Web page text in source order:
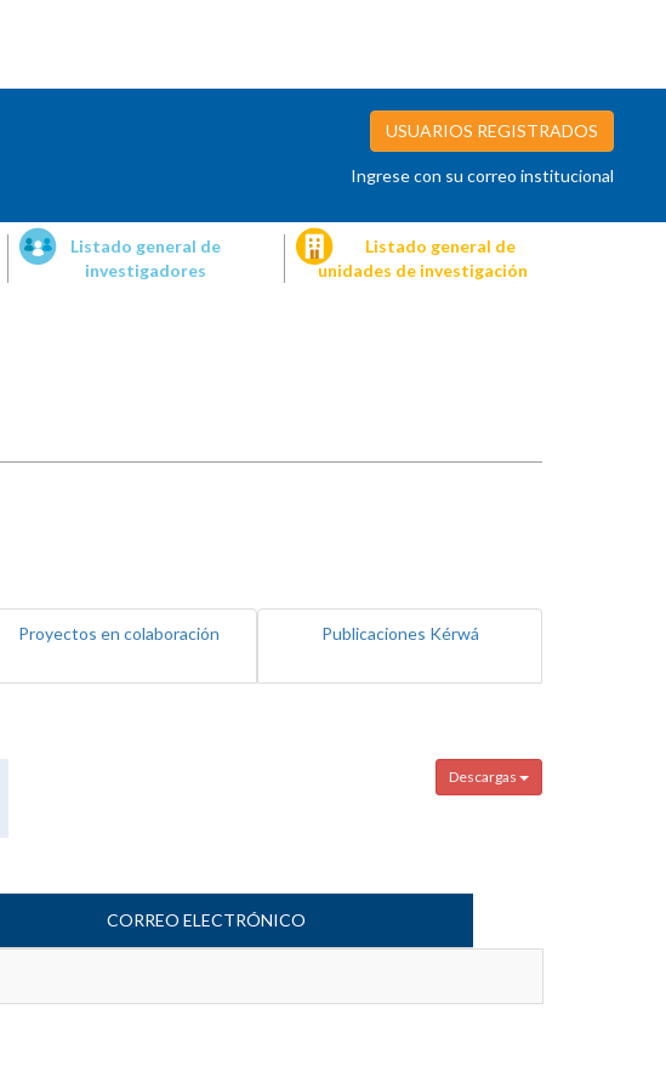
USUARIOS REGISTRADOS
Ingrese con su correo institucional
Listado general de
investigadores
Listado general de
unidades de investigación
Proyectos en colaboración Publicaciones Kérwá
Descargas
CORREO ELECTRÓNICO